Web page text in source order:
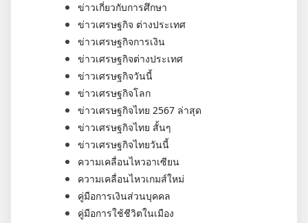
ข่าวเกี่ยวกับการศึกษา
ข่าวเศรษฐกิจ ต่างประเทศ
ข่าวเศรษฐกิจการเงิน
ข่าวเศรษฐกิจต่างประเทศ
ข่าวเศรษฐกิจวันนี้
ข่าวเศรษฐกิจโลก
ข่าวเศรษฐกิจไทย 2567 ล่าสุด
ข่าวเศรษฐกิจไทย สั้นๆ
ข่าวเศรษฐกิจไทยวันนี้
ความเคลื่อนไหวอาเซียน
ความเคลื่อนไหวเกมส์ใหม่
คู่มือการเงินส่วนบุคคล
คู่มือการใช้ชีวิตในเมือง